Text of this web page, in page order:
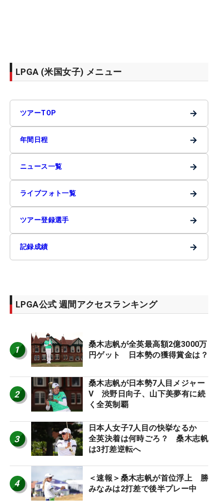
LPGA (米国女子) メニュー
ツアーTOP →
年間日程 →
ニュース一覧 →
ライブフォト一覧 →
ツアー登録選手 →
記録成績 →
LPGA公式 週間アクセスランキング
1
桑木志帆が全英最高額2億3000万
円ゲット 日本勢の獲得賞金は？
2
桑木志帆が日本勢7人目メジャー
V 渋野日向子、山下美夢有に続
く全英制覇
3
日本人女子7人目の快挙なるか
全英決着は何時ごろ？ 桑木志帆
は3打差逆転へ
4
＜速報＞桑木志帆が首位浮上 勝
みなみは2打差で後半プレー中